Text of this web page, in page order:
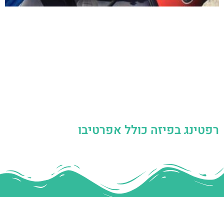
רפטינג בפיזה כולל אפרטיבו